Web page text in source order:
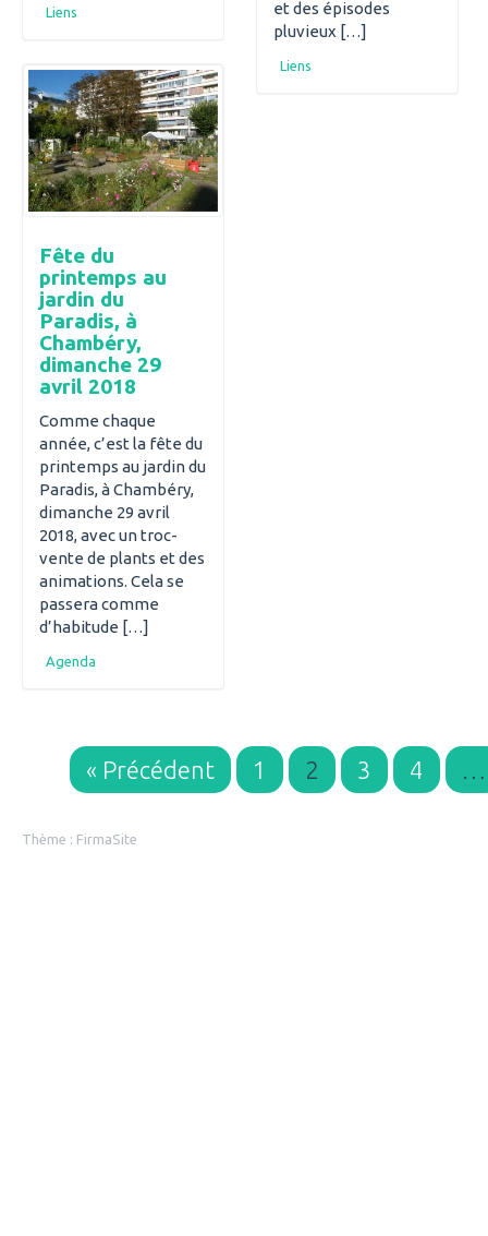
Liens
et des épisodes
pluvieux […]
Liens
Fête du
printemps au
jardin du
Paradis, à
Chambéry,
dimanche 29
avril 2018
Comme chaque
année, c’est la fête du
printemps au jardin du
Paradis, à Chambéry,
dimanche 29 avril
2018, avec un troc-
vente de plants et des
animations. Cela se
passera comme
d’habitude […]
Agenda
« Précédent 1 2 3 4
Thème : FirmaSite